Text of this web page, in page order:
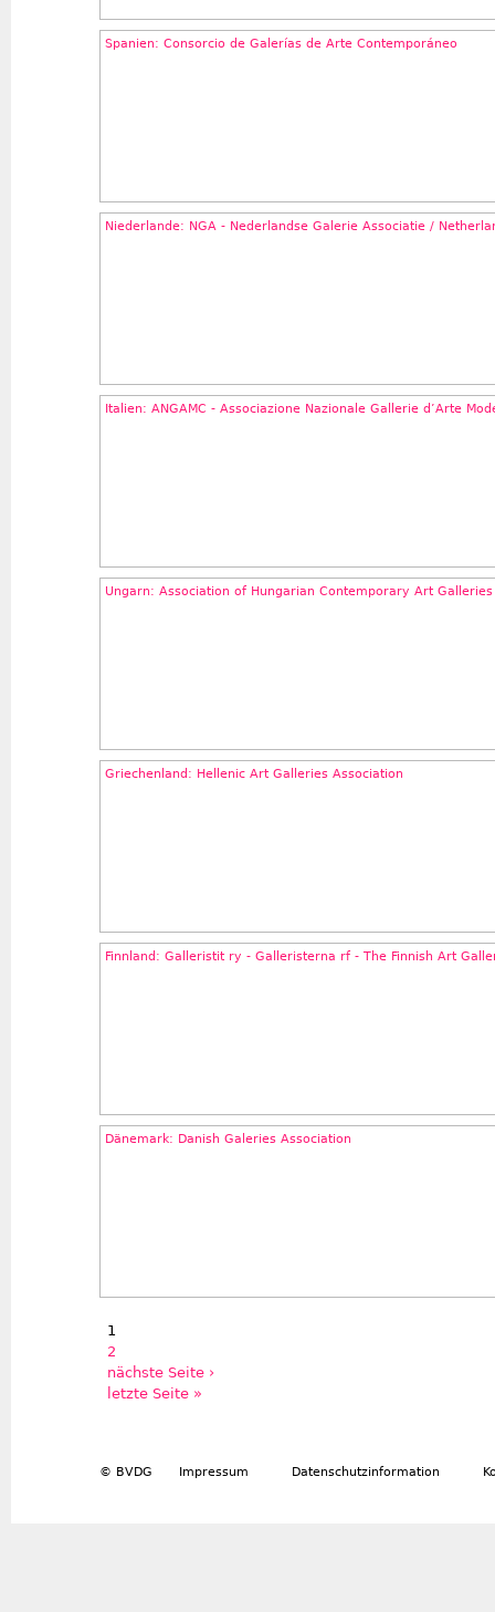
Spanien: Consorcio de Galerías de Arte Contemporáneo
Niederlande: NGA - Nederlandse Galerie Associatie /
Italien: ANGAMC - Associazione Nazionale Gallerie d’Arte
Ungarn: Association of Hungarian Contemporary Art Galleries
Griechenland: Hellenic Art Galleries Association
Finnland: Galleristit ry - Galleristerna rf - The Finnish Art
Dänemark: Danish Galeries Association
Seiten
1
2
nächste Seite ›
letzte Seite »
© BVDG Impressum Datenschutzinformation